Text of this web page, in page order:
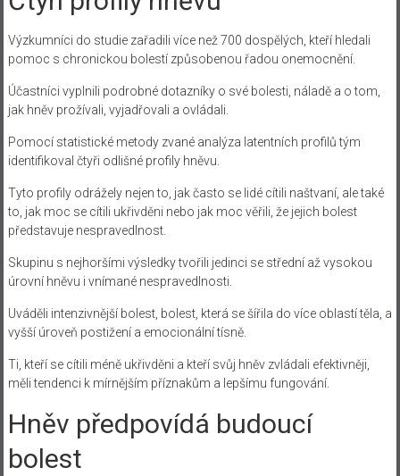
Výzkumníci do studie zařadili více než 700 dospělých, kteří hledali
pomoc s chronickou bolestí způsobenou řadou onemocnění.
Účastníci vyplnili podrobné dotazníky o své bolesti, náladě a o tom,
jak hněv prožívali, vyjadřovali a ovládali.
Pomocí statistické metody zvané analýza latentních profilů tým
identifikoval čtyři odlišné profily hněvu.
Tyto profily odrážely nejen to, jak často se lidé cítili naštvaní, ale také
to, jak moc se cítili ukřivděni nebo jak moc věřili, že jejich bolest
představuje nespravedlnost.
Skupinu s nejhoršími výsledky tvořili jedinci se střední až vysokou
úrovní hněvu i vnímané nespravedlnosti.
Uváděli intenzivnější bolest, bolest, která se šířila do více oblastí těla, a
vyšší úroveň postižení a emocionální tísně.
Ti, kteří se cítili méně ukřivděni a kteří svůj hněv zvládali efektivněji,
měli tendenci k mírnějším příznakům a lepšímu fungování.
Hněv předpovídá budoucí
bolest